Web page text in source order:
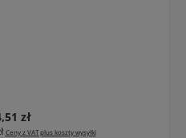
regularna:
zł
Ceny z VAT plus koszty wysyłki